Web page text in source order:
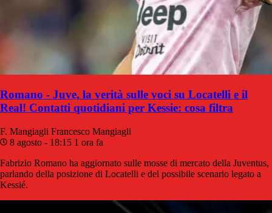
Romano - Juve, la verità sulle voci su Locatelli e il
Real! Contatti quotidiani per Kessie: cosa filtra
F. Mangiagli Francesco Mangiagli
8 agosto - 18:15 1 ora fa
Fabrizio Romano ha aggiornato sulle mosse di mercato della Juventus,
parlando della posizione di Locatelli e del possibile scenario legato a
Kessié.